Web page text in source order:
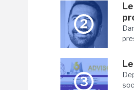
2
3